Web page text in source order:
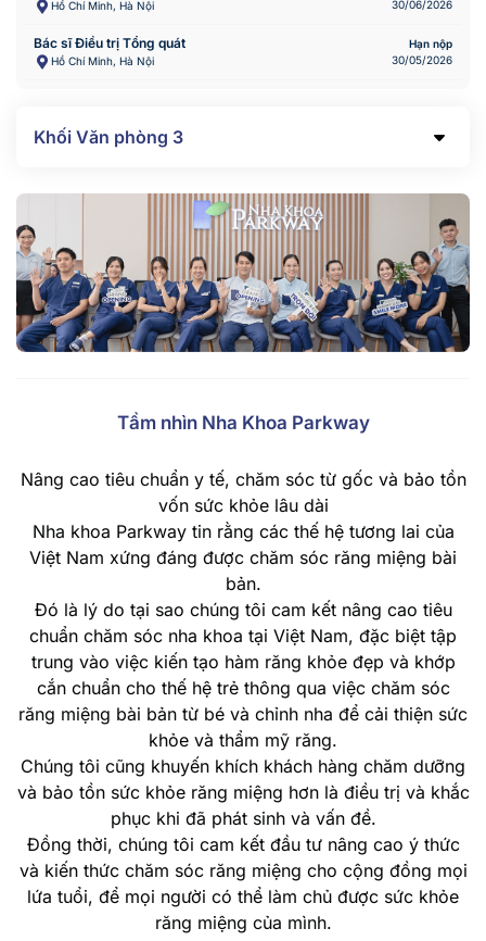
Hồ Chí Minh, Hà Nội 30/06/2026
Bác sĩ Điều trị Tổng quát
Hồ Chí Minh, Hà Nội
Hạn nộp
30/05/2026
Khối Văn phòng 3
Tầm nhìn Nha Khoa Parkway
Nâng cao tiêu chuẩn y tế, chăm sóc từ gốc và bảo tồn
vốn sức khỏe lâu dài
Nha khoa Parkway tin rằng các thế hệ tương lai của
Việt Nam xứng đáng được chăm sóc răng miệng bài
bản.
Đó là lý do tại sao chúng tôi cam kết nâng cao tiêu
chuẩn chăm sóc nha khoa tại Việt Nam, đặc biệt tập
trung vào việc kiến tạo hàm răng khỏe đẹp và khớp
cắn chuẩn cho thế hệ trẻ thông qua việc chăm sóc
răng miệng bài bản từ bé và chỉnh nha để cải thiện sức
khỏe và thẩm mỹ răng.
Chúng tôi cũng khuyến khích khách hàng chăm dưỡng
và bảo tồn sức khỏe răng miệng hơn là điều trị và khắc
phục khi đã phát sinh và vấn đề.
Đồng thời, chúng tôi cam kết đầu tư nâng cao ý thức
và kiến thức chăm sóc răng miệng cho cộng đồng mọi
lứa tuổi, để mọi người có thể làm chủ được sức khỏe
răng miệng của mình.